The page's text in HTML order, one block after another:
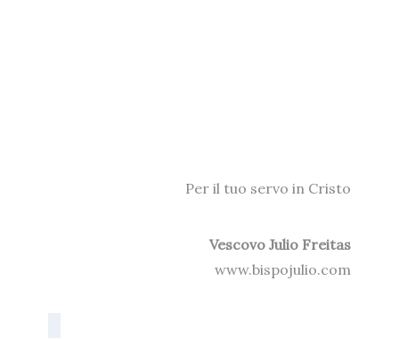
Per il tuo servo in Cristo
Vescovo Julio Freitas
www.bispojulio.com